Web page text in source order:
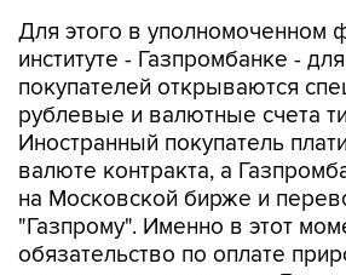
покупателей открываются
рублевые и валютные счета
Иностранный покупатель
валюте контракта, а
на Московской бирже и
"Газпрому". Именно в этот
обязательство по оплате
считается исполненным. Если
будет соблюдено, поставки